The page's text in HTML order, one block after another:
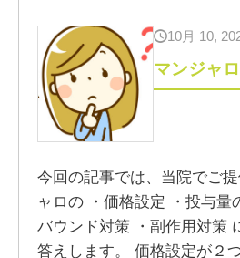
10月 10,
マンジャ
今回の記事では、当院でご
ャロの ・価格設定 ・投与量
バウンド対策 ・副作用対策
答えします。 価格設定が２